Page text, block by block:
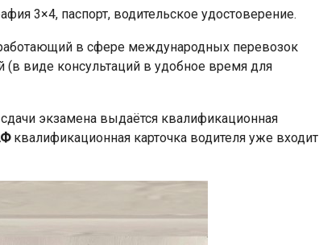
3×4, паспорт, водительское удостоверение.
в сфере международных перевозок
(в виде консультаций в удобное время для
экзамена выдаётся квалификационная
квалификационная карточка водителя уже входит